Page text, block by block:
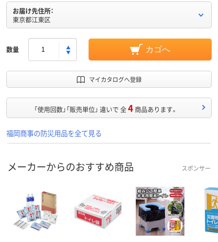
お届け先住所：
東京都江東区
数量 カゴへ
マイカタログへ登録
「使用回数」「販売単位」 違いで 全4 商品あります。
福岡商事の防災用品を全て見る
メーカーからのおすすめ商品 スポンサー